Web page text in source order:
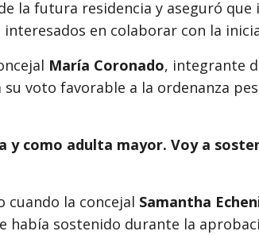
la futura residencia y aseguró que
en colaborar con la
María Coronado, integrante
voto favorable a la ordenanza
y como adulta mayor. Voy a
la concejal Samantha
había sostenido durante la